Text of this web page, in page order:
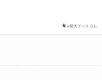
e柴犬ドットコム